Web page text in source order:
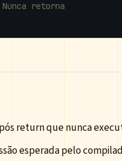
return que nunca
esperada pelo